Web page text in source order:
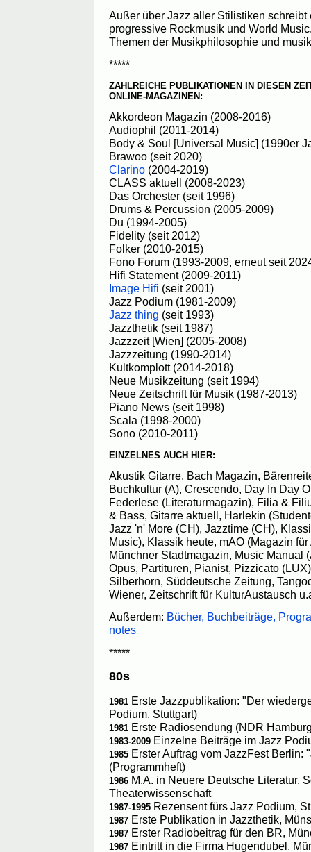
Außer über Jazz aller Stilistiken
progressive Rockmusik und World
Themen der Musikphilosophie und
*****
ZAHLREICHE PUBLIKATIONEN IN DIESEN
ONLINE-MAGAZINEN:
Akkordeon Magazin (2008-2016)
Audiophil (2011-2014)
Body & Soul [Universal Music] (1990er
Brawoo (seit 2020)
Clarino (2004-2019)
CLASS aktuell (2008-2023)
Das Orchester (seit 1996)
Drums & Percussion (2005-2009)
Du (1994-2005)
Fidelity (seit 2012)
Folker (2010-2015)
Fono Forum (1993-2009, erneut seit
Hifi Statement (2009-2011)
Image Hifi (seit 2001)
Jazz Podium (1981-2009)
Jazz thing (seit 1993)
Jazzthetik (seit 1987)
Jazzzeit [Wien] (2005-2008)
Jazzzeitung (1990-2014)
Kultkomplott (2014-2018)
Neue Musikzeitung (seit 1994)
Neue Zeitschrift für Musik (1987-2013)
Piano News (seit 1998)
Scala (1998-2000)
Sono (2010-2011)
EINZELNES AUCH HIER:
Akustik Gitarre, Bach Magazin,
Buchkultur (A), Crescendo, Day In Day
Federlese (Literaturmagazin), Filia &
& Bass, Gitarre aktuell, Harlekin
Jazz 'n' More (CH), Jazztime (CH),
Music), Klassik heute, mAO (Magazin
Münchner Stadtmagazin, Music Manual
Opus, Partituren, Pianist, Pizzicato
Silberhorn, Süddeutsche Zeitung,
Wiener, Zeitschrift für KulturAustausch
Außerdem: Bücher, Buchbeiträge,
notes
*****
80s
1981 Erste Jazzpublikation: "Der
Podium, Stuttgart)
1981 Erste Radiosendung (NDR
1983-2009 Einzelne Beiträge im Jazz
1985 Erster Auftrag vom JazzFest Berlin:
(Programmheft)
1986 M.A. in Neuere Deutsche Literatur,
Theaterwissenschaft
1987-1995 Rezensent fürs Jazz Podium,
1987 Erste Publikation in Jazzthetik,
1987 Erster Radiobeitrag für den BR,
1987 Eintritt in die Firma Hugendubel,